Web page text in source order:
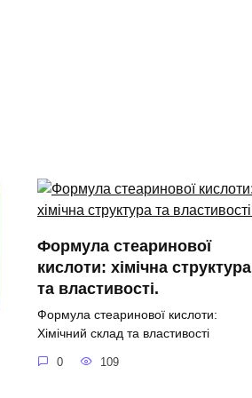
Формула стеаринової
кислоти: хімічна структура
та властивості.
Формула стеаринової кислоти:
Хімічний склад та властивості
0 109